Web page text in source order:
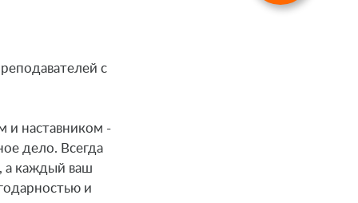
с
и наставником -
дело. Всегда
а каждый ваш
и